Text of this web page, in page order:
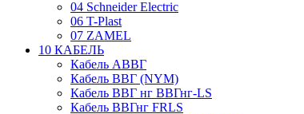
04 Schneider Electric
06 T-Plast
07 ZAMEL
10 КАБЕЛЬ
Кабель АВВГ
Кабель ВВГ (NYM)
Кабель ВВГ нг ВВГнг-LS
Кабель ВВГнг FRLS